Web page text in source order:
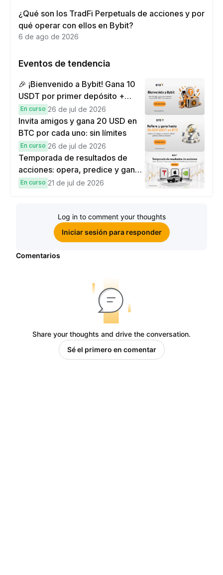
¿Qué son los TradFi Perpetuals de acciones y por
qué operar con ellos en Bybit?
6 de ago de 2026
Eventos de tendencia
🎉 ¡Bienvenido a Bybit! Gana 10
USDT por primer depósito +
hasta 9,999 USDT en
recompensas
En curso 26 de jul de 2026
Invita amigos y gana 20 USD en
BTC por cada uno: sin límites
En curso 26 de jul de 2026
Temporada de resultados de
acciones: opera, predice y gana
una Cybertruck.
En curso 21 de jul de 2026
Log in to comment your thoughts
Iniciar sesión para responder
Comentarios
Share your thoughts and drive the conversation.
Sé el primero en comentar